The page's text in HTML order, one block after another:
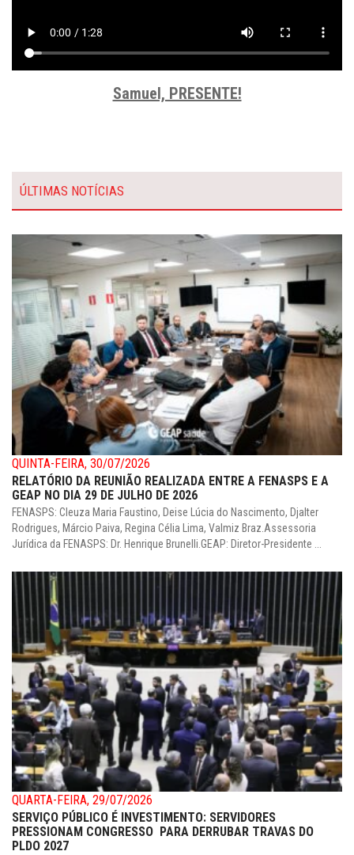
Samuel, PRESENTE!
ÚLTIMAS NOTÍCIAS
QUINTA-FEIRA, 30/07/2026
RELATÓRIO DA REUNIÃO REALIZADA ENTRE A FENASPS E A
GEAP NO DIA 29 DE JULHO DE 2026
FENASPS: Cleuza Maria Faustino, Deise Lúcia do Nascimento, Djalter
Rodrigues, Márcio Paiva, Regina Célia Lima, Valmiz Braz.Assessoria
Jurídica da FENASPS: Dr. Henrique Brunelli.GEAP: Diretor-Presidente ...
QUARTA-FEIRA, 29/07/2026
SERVIÇO PÚBLICO É INVESTIMENTO: SERVIDORES
PRESSIONAM CONGRESSO PARA DERRUBAR TRAVAS DO
PLDO 2027